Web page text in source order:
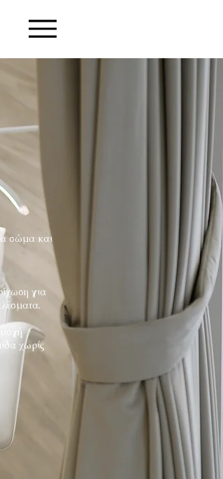
σώμα και
για
χωρίς